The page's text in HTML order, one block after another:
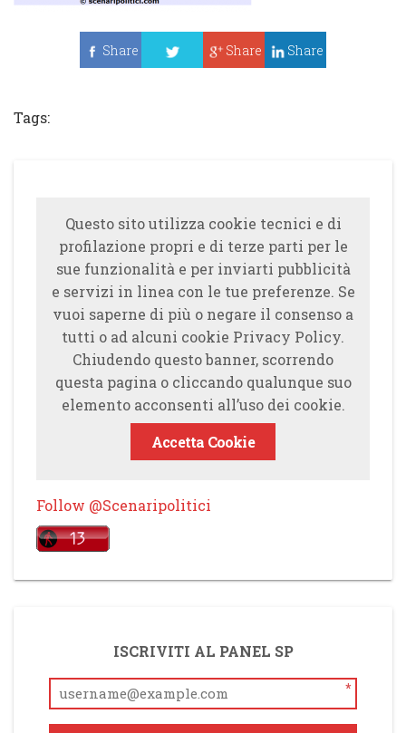
Share
Share Share
Tags:
Questo sito utilizza cookie tecnici e di
profilazione propri e di terze parti per le
sue funzionalità e per inviarti pubblicità
e servizi in linea con le tue preferenze. Se
vuoi saperne di più o negare il consenso a
tutti o ad alcuni cookie Privacy Policy.
Chiudendo questo banner, scorrendo
questa pagina o cliccando qualunque suo
elemento acconsenti all’uso dei cookie.
Accetta Cookie
Follow @Scenaripolitici
ISCRIVITI AL PANEL SP
*